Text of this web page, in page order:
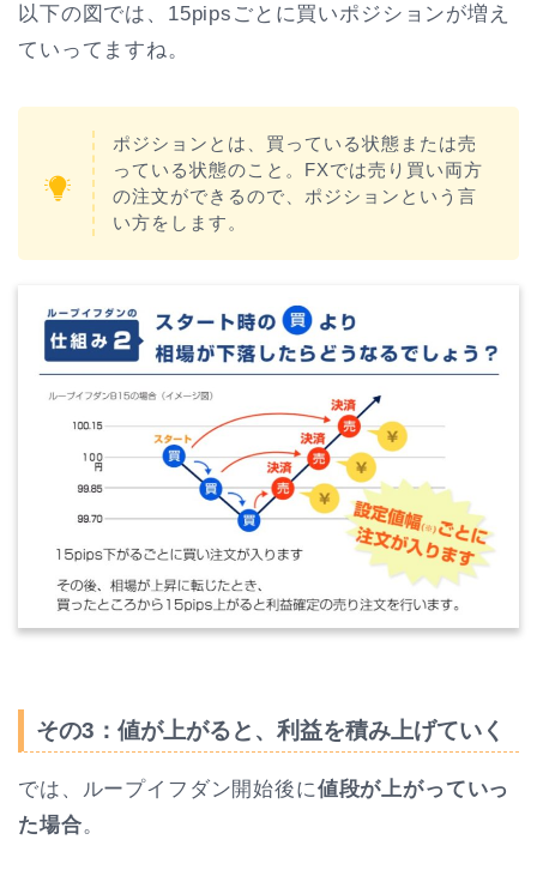
以下の図では、15pipsごとに買いポジションが増え
ていってますね。
ポジションとは、買っている状態または売
っている状態のこと。FXでは売り買い両方
の注文ができるので、ポジションという言
い方をします。
その3：値が上がると、利益を積み上げていく
では、ループイフダン開始後に値段が上がっていっ
た場合。